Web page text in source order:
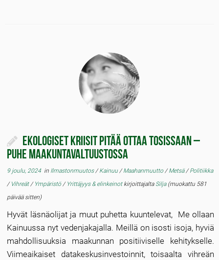
Ekologiset kriisit pitää ottaa tosissaan –
puhe maakuntavaltuustossa
9 joulu, 2024in Ilmastonmuutos/Kainuu/Maahanmuutto/Metsä/Politiikka
/ Vihreät/ Ympäristö/ Yrittäjyys & elinkeinot kirjoittajalta Silja(muokattu 581
päivää sitten)
Hyvät läsnäolijat ja muut puhetta kuuntelevat, Me ollaan
Kainuussa nyt vedenjakajalla. Meillä on isosti isoja, hyviä
mahdollisuuksia maakunnan positiiviselle kehitykselle.
Viimeaikaiset datakeskusinvestoinnit, toisaalta vihreän